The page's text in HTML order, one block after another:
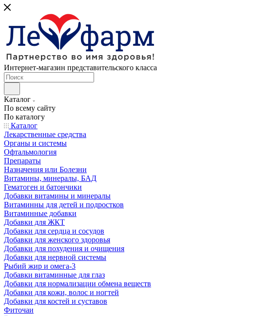
Интернет-магазин представительского класса
Каталог
По всему сайту
По каталогу
Каталог
Лекарственные средства
Органы и системы
Офтальмология
Препараты
Назначения или Болезни
Витамины, минералы, БАД
Гематоген и батончики
Добавки витамины и минералы
Витаминны для детей и подростков
Витаминные добавки
Добавки для ЖКТ
Добавки для сердца и сосудов
Добавки для женского здоровья
Добавки для похудения и очищения
Добавки для нервной системы
Рыбий жир и омега-3
Добавки витаминные для глаз
Добавки для нормализации обмена веществ
Добавки для кожи, волос и ногтей
Добавки для костей и суставов
Фиточаи